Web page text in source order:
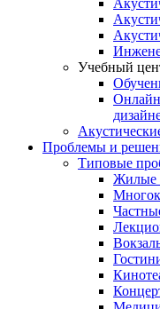
Учебный
Онлайн
Проблемы и
Типовые
Жилые